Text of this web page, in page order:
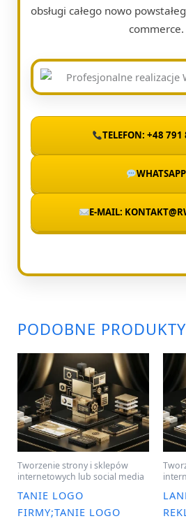
obsługi całego nowo
commerce.
TELEFON: +48
WHATSAPP
E-MAIL:
PODOBNE PRODUKTY
Tworzenie strony i sklepów
internetowych lub social media
TANIE LOGO
FIRMY;TANIE LOGO